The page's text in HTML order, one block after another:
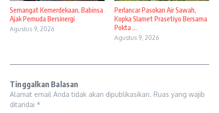
Semangat Kemerdekaan, Babinsa
Ajak Pemuda Bersinergi
Agustus 9, 2026
Perlancar Pasokan Air Sawah,
Kopka Slamet Prasetiyo Bersama
Pokta ...
Agustus 9, 2026
Tinggalkan Balasan
Alamat email Anda tidak akan dipublikasikan. Ruas yang wajib
ditandai *